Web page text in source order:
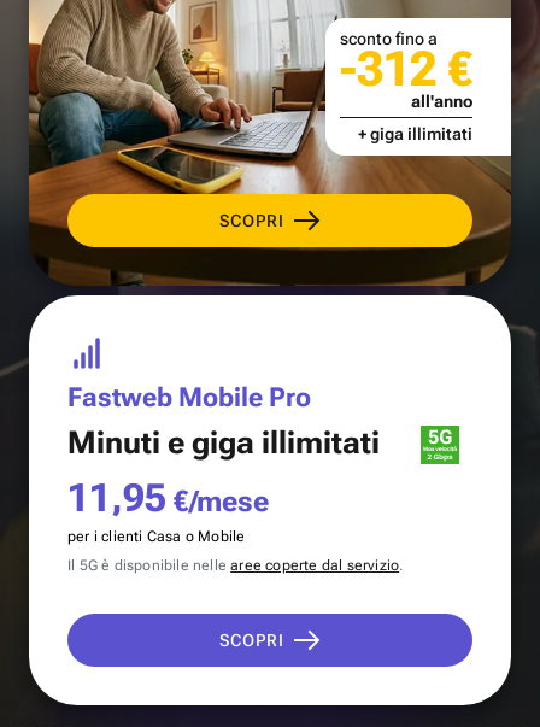
SCOPRI
sconto fino a
-312 €
all'anno
+ giga illimitati
Fastweb Mobile Pro
Minuti e giga illimitati
11,95 €/mese
per i clienti Casa o Mobile
Il 5G è disponibile nellearee coperte dal servizio.
SCOPRI